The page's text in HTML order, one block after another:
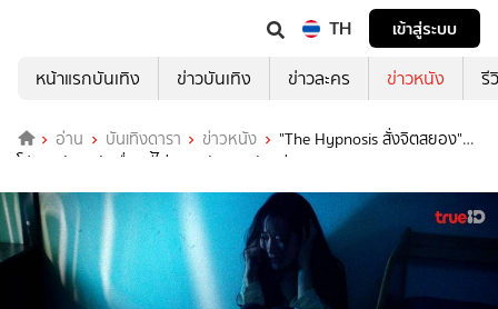
TH
เข้าสู่ระบบ
หน้าแรกบันเทิง
ข่าวบันเทิง ข่าวละคร ข่าวหนัง รี
อ่าน บันเทิงดารา ข่าวหนัง
"The Hypnosis สั่งจิตสยอง"
โปรดระวัง..หนังเรื่องนี้ไม่เหมาะกับคนขวัญอ่อน!